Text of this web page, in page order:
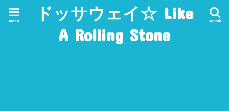
ドッサウェイ☆ Like
A Rolling Stone
search
menu